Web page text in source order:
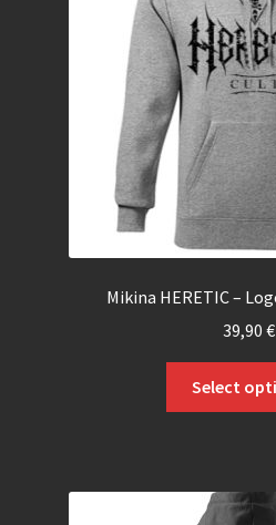
Mikina HERETIC –
39,90 €
Select